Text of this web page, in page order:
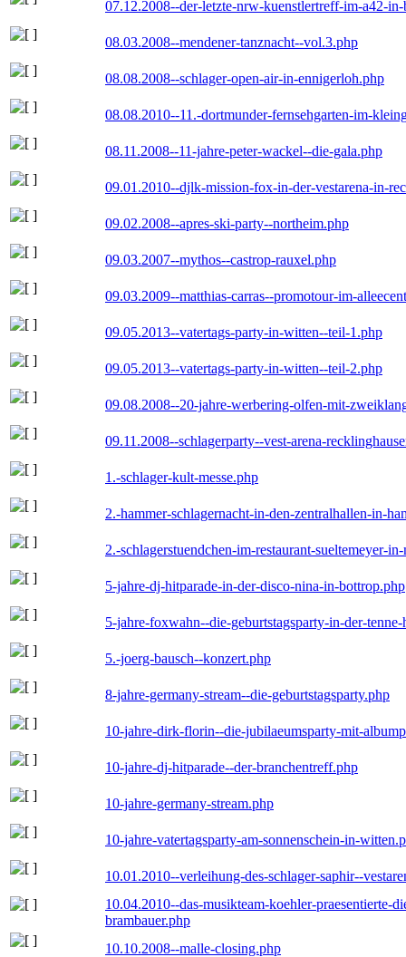
07.12.2008--der-letzte-nrw-kuenstlertreff-im-a42-
08.03.2008--mendener-tanznacht--vol.3.php
08.08.2008--schlager-open-air-in-ennigerloh.php
08.08.2010--11.-dortmunder-fernsehgarten-im-
08.11.2008--11-jahre-peter-wackel--die-gala.php
09.01.2010--djlk-mission-fox-in-der-vestarena-in-
09.02.2008--apres-ski-party--northeim.php
09.03.2007--mythos--castrop-rauxel.php
09.03.2009--matthias-carras--promotour-im-
09.05.2013--vatertags-party-in-witten--teil-1.php
09.05.2013--vatertags-party-in-witten--teil-2.php
09.08.2008--20-jahre-werbering-olfen-mit-
09.11.2008--schlagerparty--vest-arena-
1.-schlager-kult-messe.php
2.-hammer-schlagernacht-in-den-zentralhallen-in-
2.-schlagerstuendchen-im-restaurant-sueltemeyer-
5-jahre-dj-hitparade-in-der-disco-nina-in-bottrop.php
5-jahre-foxwahn--die-geburtstagsparty-in-der-tenne-
5.-joerg-bausch--konzert.php
8-jahre-germany-stream--die-geburtstagsparty.php
10-jahre-dirk-florin--die-jubilaeumsparty-mit-
10-jahre-dj-hitparade--der-branchentreff.php
10-jahre-germany-stream.php
10-jahre-vatertagsparty-am-sonnenschein-in-
10.01.2010--verleihung-des-schlager-saphir--
10.04.2010--das-musikteam-koehler-praesentierte-
brambauer.php
10.10.2008--malle-closing.php